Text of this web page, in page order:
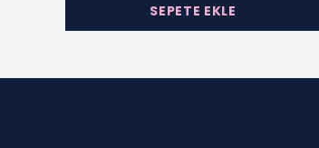
SEPETE EKLE